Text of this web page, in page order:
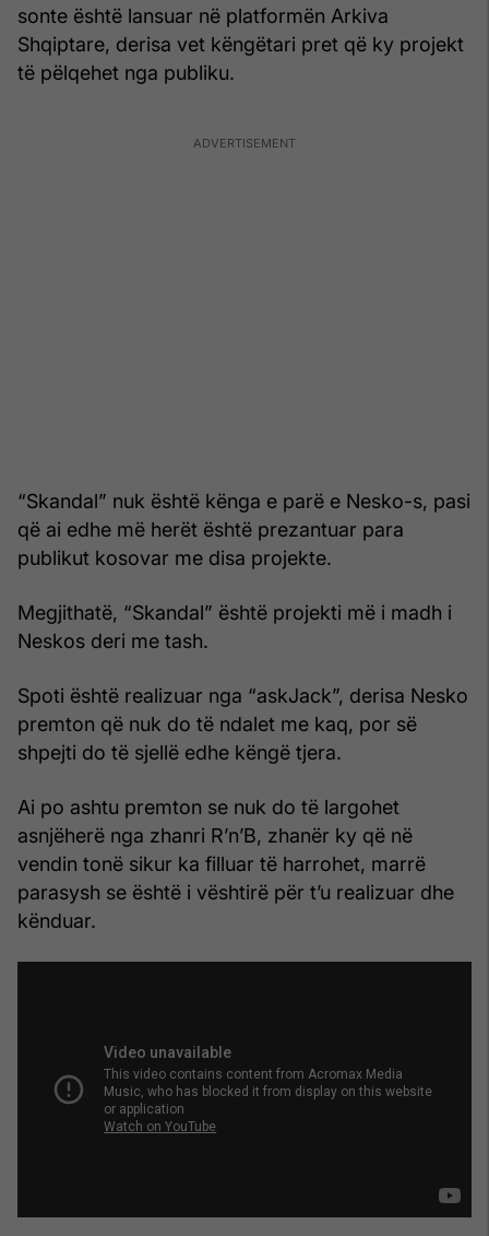
sonte është lansuar në platformën Arkiva
Shqiptare, derisa vet këngëtari pret që ky projekt
të pëlqehet nga publiku.
“Skandal” nuk është kënga e parë e Nesko-s, pasi
që ai edhe më herët është prezantuar para
publikut kosovar me disa projekte.
Megjithatë, “Skandal” është projekti më i madh i
Neskos deri me tash.
Spoti është realizuar nga “askJack”, derisa Nesko
premton që nuk do të ndalet me kaq, por së
shpejti do të sjellë edhe këngë tjera.
Ai po ashtu premton se nuk do të largohet
asnjëherë nga zhanri R’n’B, zhanër ky që në
vendin tonë sikur ka filluar të harrohet, marrë
parasysh se është i vështirë për t’u realizuar dhe
kënduar.